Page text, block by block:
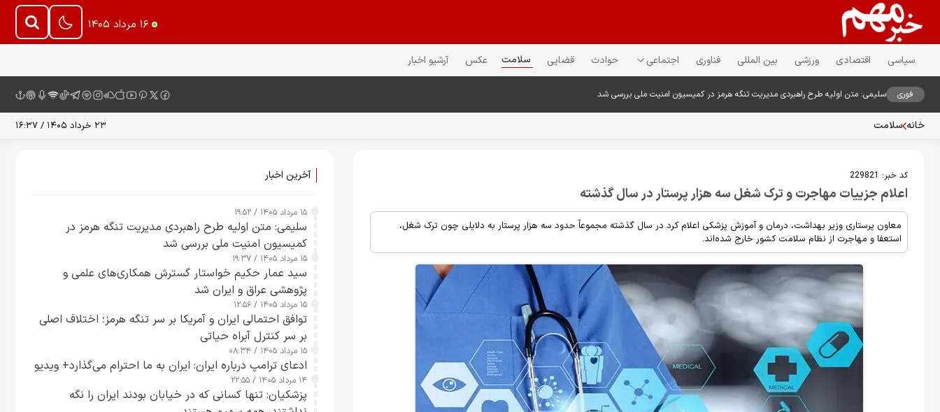
۱۶ مرداد ۱۴۰۵
سیاسی اقتصادی ورزشی بین المللی فناوری اجتماعی حوادث قضایی سلامت عکس آرشیو اخبار
فوری سلیمی: متن اولیه طرح راهبردی مدیریت تنگه هرمز در کمیسیون امنیت ملی بررسی شد
خانه سلامت ۲۳ خرداد ۱۴۰۵ / ۱۶:۳۷
کد خبر: 229821
اعلام جزییات مهاجرت و ترک شغل سه هزار پرستار در سال گذشته
معاون پرستاری وزیر بهداشت، درمان و آموزش پزشکی اعلام کرد در سال گذشته مجموعاً حدود سه هزار پرستار به دلایلی چون ترک شغل،
استعفا و مهاجرت از نظام سلامت کشور خارج شده‌اند.
آخرین اخبار
۱۵ مرداد ۱۴۰۵ / ۱۹:۵۲
سلیمی: متن اولیه طرح راهبردی مدیریت تنگه هرمز در
کمیسیون امنیت ملی بررسی شد
۱۵ مرداد ۱۴۰۵ / ۱۹:۳۷
سید عمار حکیم خواستار گسترش همکاری‌های علمی و
پژوهشی عراق و ایران شد
۱۵ مرداد ۱۴۰۵ / ۱۲:۵۶
توافق احتمالی ایران و آمریکا بر سر تنگه هرمز؛ اختلاف اصلی
بر سر کنترل آبراه حیاتی
۱۵ مرداد ۱۴۰۵ / ۰۸:۳۴
ادعای ترامپ درباره ایران: ایران به ما احترام می‌گذارد+ ویدیو
۱۴ مرداد ۱۴۰۵ / ۲۲:۵۵
پزشکیان: تنها کسانی که در خیابان بودند ایران را نگه